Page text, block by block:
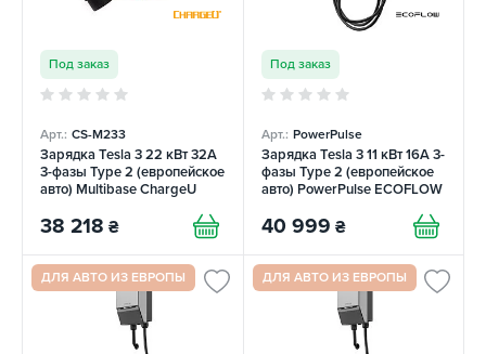
Под заказ
Арт.: CS-M233
Зарядка Tesla 3 22 кВт 32A
3-фазы Type 2 (европейское
авто) Multibase ChargeU
38 218 ₴
Под заказ
Арт.: PowerPulse
Зарядка Tesla 3 11 кВт 16А 3-
фазы Type 2 (европейское
авто) PowerPulse ECOFLOW
40 999 ₴
ДЛЯ АВТО ИЗ ЕВРОПЫ ДЛЯ АВТО ИЗ ЕВРОПЫ